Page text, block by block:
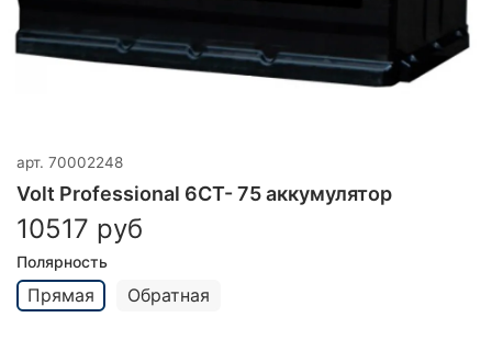
арт. 70002248
Volt Professional 6CT- 75 аккумулятор
10517 руб
Полярность
Прямая Обратная